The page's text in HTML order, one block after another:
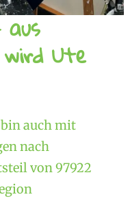
aus
Ute
auch mit
nach
von 97922